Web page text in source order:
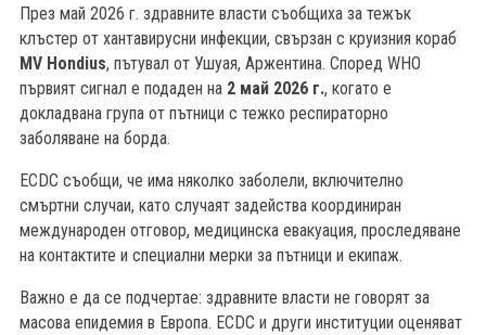
През май 2026 г. здравните власти съобщиха за тежък
клъстер от хантавирусни инфекции, свързан с круизния кораб
MV Hondius, пътувал от Ушуая, Аржентина. Според WHO
първият сигнал е подаден на 2 май 2026 г., когато е
докладвана група от пътници с тежко респираторно
заболяване на борда.
ECDC съобщи, че има няколко заболели, включително
смъртни случаи, като случаят задейства координиран
международен отговор, медицинска евакуация, проследяване
на контактите и специални мерки за пътници и екипаж.
Важно е да се подчертае: здравните власти не говорят за
масова епидемия в Европа. ECDC и други институции оценяват